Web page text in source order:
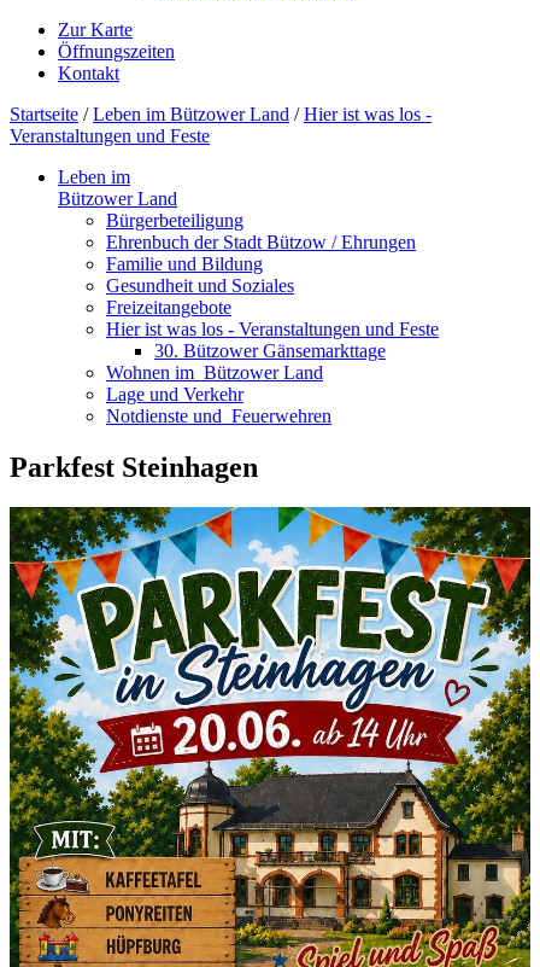
Zur Karte
Öffnungszeiten
Kontakt
Startseite /Leben im Bützower Land /Hier ist was los -
Veranstaltungen und Feste
Leben im
Bützower Land
Bürgerbeteiligung
Ehrenbuch der Stadt Bützow / Ehrungen
Familie und Bildung
Gesundheit und Soziales
Freizeit­angebote
Hier ist was los - Veranstaltungen und Feste
30. Bützower Gänsemarkttage
Wohnen im ­ Bützower Land
Lage und Verkehr
Notdienste und ­ Feuerwehren
Parkfest Steinhagen